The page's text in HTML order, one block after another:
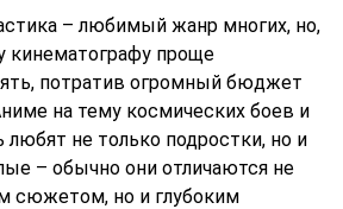
– любимый жанр многих, но,
кинематографу проще
потратив огромный бюджет
на тему космических боев и
любят не только подростки, но и
– обычно они отличаются не
сюжетом, но и глубоким